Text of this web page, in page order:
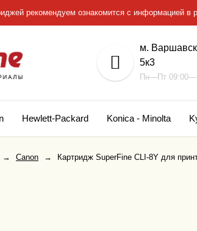
рекомендуем ознакомится с информацией
м.
5к3
Пн—Пт
Hewlett-Packard Konica - Minolta
→ Canon → Картридж SuperFine CLI-8Y для